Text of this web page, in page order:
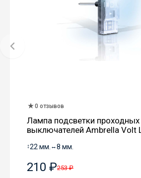
0 отзывов
Лампа подсветки проходных
выключателей Ambrella Volt
↕22 мм. ↔8 мм.
210 ₽253 ₽